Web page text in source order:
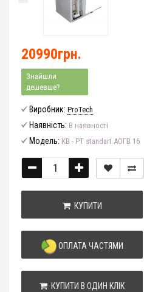
20990грн.
Знайшли
дешевше?
Виробник: ProTech
Наявність: В наявності
Модель: КВ - РТ standart АОГВ 16
КУПИТИ
ОПЛАТА ЧАСТЯМИ
КУПИТИ В ОДИН КЛІК